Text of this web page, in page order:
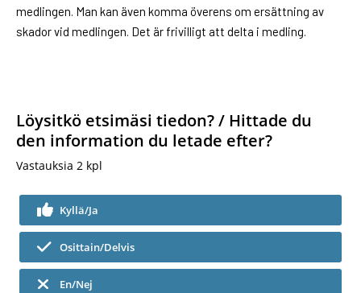
medlingen. Man kan även komma överens om ersättning av
skador vid medlingen. Det är frivilligt att delta i medling.
Löysitkö etsimäsi tiedon? / Hittade du
den information du letade efter?
Vastauksia 2 kpl
Kyllä/Ja
Osittain/Delvis
En/Nej